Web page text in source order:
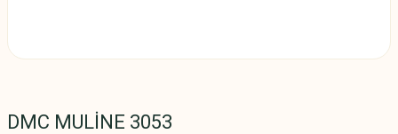
DMC MULİNE 3053